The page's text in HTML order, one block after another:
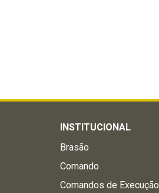
INSTITUCIONAL
Brasão
Comando
Comandos de Execução